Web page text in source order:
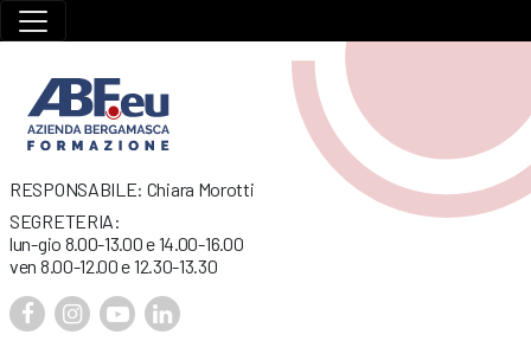
RESPONSABILE: Chiara Morotti
SEGRETERIA:
lun-gio 8.00-13.00 e 14.00-16.00
ven 8.00-12.00 e 12.30-13.30